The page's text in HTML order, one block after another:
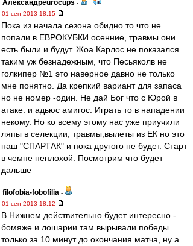
Александрeurocups -
01 сен 2013 18:15
Пока из начала сезона обидно то что не
попали в ЕВРОКУБКИ осенние, травмы они
есть были и будут. Жоа Карлос не показался
таким уж безнадежным, что Песьяколв не
голкипер №1 это наверное давно не только
мне понятно. Да крепкий вариант для запаса
но не номер -один. Не дай Бог что с Юрой в
атаке. и адьюс амигос. Играть то в нападении
некому. Но ко всему этому нас уже приучили
ляпы в селекции, травмы,вылеты из ЕК но это
наш "СПАРТАК" и пока другого не будет. Старт
в чемпе неплохой. Посмотрим что будет
дальше
filofobia-fobofilia -
01 сен 2013 18:12
В Нижнем действительно будет интересно -
бомяже и лошарии там вырывали победы
только за 10 минут до окончания матча, ну а